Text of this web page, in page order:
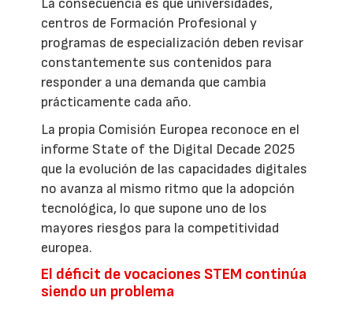
centros de Formación Profesional y
programas de especialización deben revisar
constantemente sus contenidos para
responder a una demanda que cambia
prácticamente cada año.
La propia Comisión Europea reconoce en el
informe State of the Digital Decade 2025
que la evolución de las capacidades digitales
no avanza al mismo ritmo que la adopción
tecnológica, lo que supone uno de los
mayores riesgos para la competitividad
europea.
El déficit de vocaciones STEM continúa
siendo un problema